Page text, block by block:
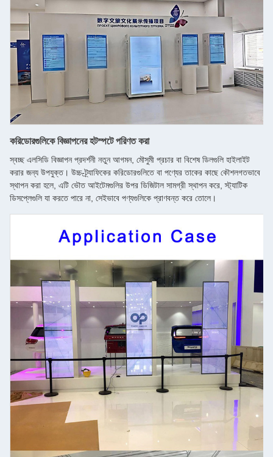
করিডোরগুলিকে বিজ্ঞাপনের হটস্পটে পরিণত করা
স্বচ্ছ এলসিডি বিজ্ঞাপন প্রদর্শনী নতুন আগমন, মৌসুমী প্রচার বা বিশেষ ডিলগুলি হাইলাইট
করার জন্য উপযুক্ত। উচ্চ-ট্র্যাফিকের করিডোরগুলিতে বা পণ্যের তাকের কাছে কৌশলগতভাবে
স্থাপন করা হলে, এটি ভৌত আইটেমগুলির উপর ডিজিটাল সামগ্রী স্থাপন করে, স্ট্যাটিক
ডিসপ্লেগুলি যা করতে পারে না, সেইভাবে পণ্যগুলিকে প্রাণবন্ত করে তোলে।